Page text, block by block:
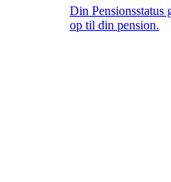
Din Pensionsstatus
op til din pension.